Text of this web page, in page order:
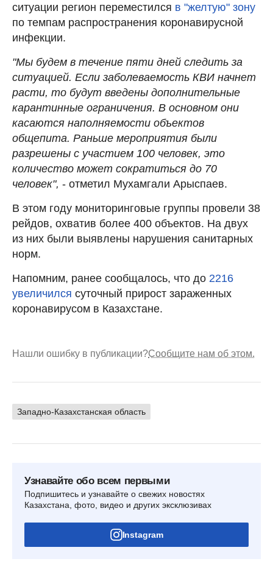
ситуации регион переместился в "желтую" зону
по темпам распространения коронавирусной
инфекции.
"Мы будем в течение пяти дней следить за
ситуацией. Если заболеваемость КВИ начнет
расти, то будут введены дополнительные
карантинные ограничения. В основном они
касаются наполняемости объектов
общепита. Раньше мероприятия были
разрешены с участием 100 человек, это
количество может сократиться до 70
человек", - отметил Мухамгали Арыспаев.
В этом году мониторинговые группы провели 38
рейдов, охватив более 400 объектов. На двух
из них были выявлены нарушения санитарных
норм.
Напомним, ранее сообщалось, что до 2216
увеличился суточный прирост зараженных
коронавирусом в Казахстане.
Нашли ошибку в публикации?Сообщите нам об этом.
Западно-Казахстанская область
Узнавайте обо всем первыми
Подпишитесь и узнавайте о свежих новостях
Казахстана, фото, видео и других эксклюзивах
Instagram